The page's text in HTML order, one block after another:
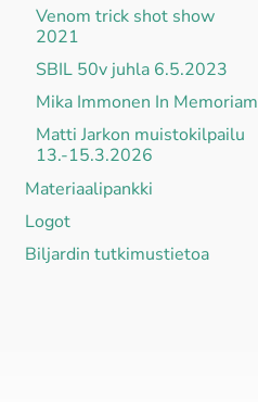
Venom trick shot show
2021
SBIL 50v juhla 6.5.2023
Mika Immonen In Memoriam
Matti Jarkon muistokilpailu
13.-15.3.2026
Materiaalipankki
Logot
Biljardin tutkimustietoa